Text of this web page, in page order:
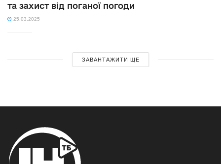
та захист від поганої погоди
25.03.2025
ЗАВАНТАЖИТИ ЩЕ